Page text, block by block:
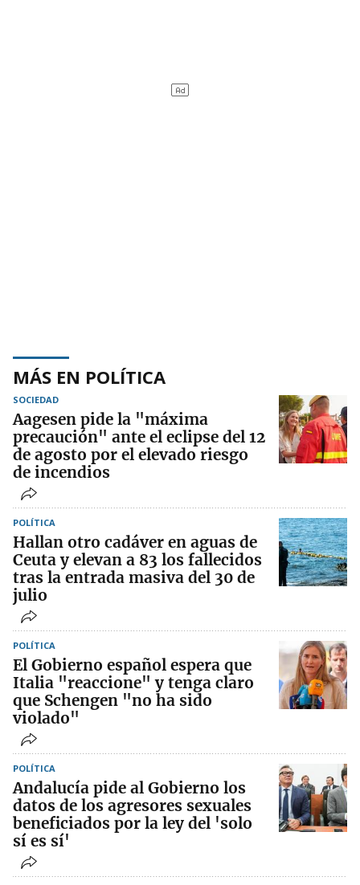
MÁS EN POLÍTICA
SOCIEDAD
Aagesen pide la "máxima
precaución" ante el eclipse del 12
de agosto por el elevado riesgo
de incendios
POLÍTICA
Hallan otro cadáver en aguas de
Ceuta y elevan a 83 los fallecidos
tras la entrada masiva del 30 de
julio
POLÍTICA
El Gobierno español espera que
Italia "reaccione" y tenga claro
que Schengen "no ha sido
violado"
POLÍTICA
Andalucía pide al Gobierno los
datos de los agresores sexuales
beneficiados por la ley del 'solo
sí es sí'